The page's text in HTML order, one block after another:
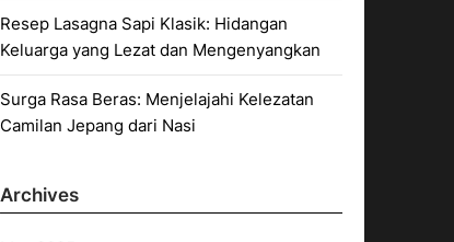
Resep Lasagna Sapi Klasik: Hidangan
Keluarga yang Lezat dan Mengenyangkan
Surga Rasa Beras: Menjelajahi Kelezatan
Camilan Jepang dari Nasi
Archives